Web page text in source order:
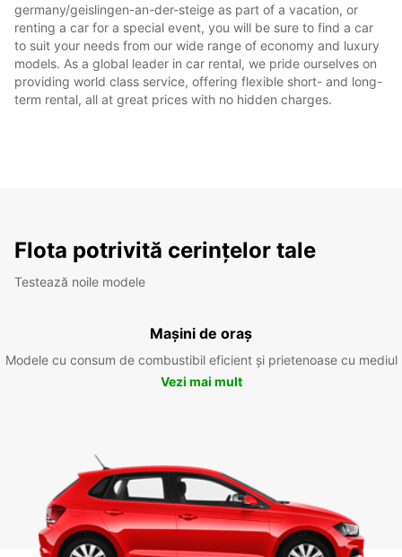
germany/geislingen-an-der-steige as part of a vacation, or
renting a car for a special event, you will be sure to find a car
to suit your needs from our wide range of economy and luxury
models. As a global leader in car rental, we pride ourselves on
providing world class service, offering flexible short- and long-
term rental, all at great prices with no hidden charges.
Flota potrivită cerințelor tale
Testează noile modele
Mașini de oraș
Modele cu consum de combustibil eficient și prietenoase cu mediul
Vezi mai mult